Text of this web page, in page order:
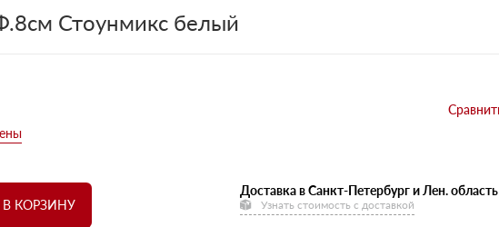
Стоунмикс белый
В КОРЗИНУ
Доставка в Санкт-Петербург и Лен. область
Узнать стоимость с доставкой